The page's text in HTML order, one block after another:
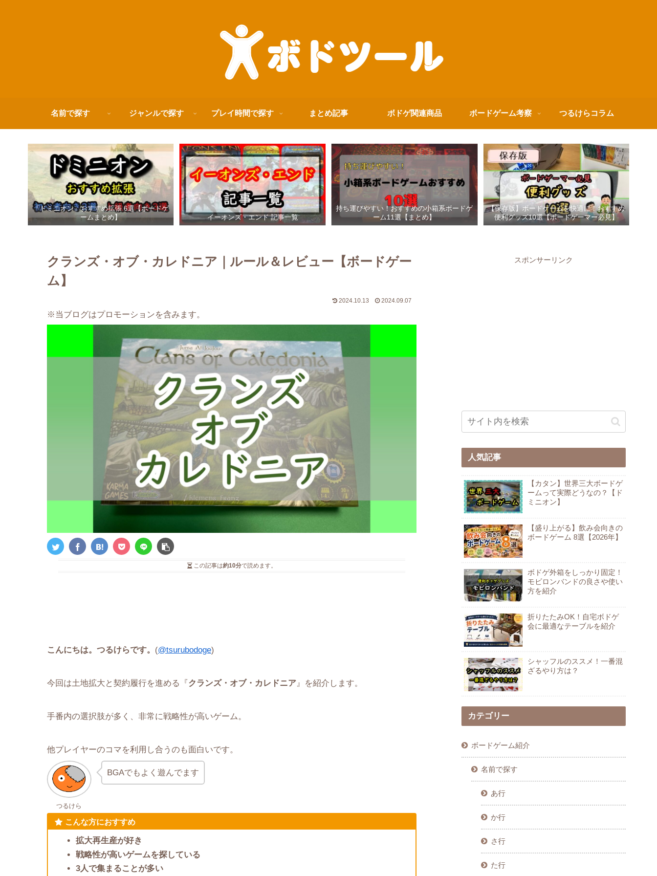
名前で探す ジャンルで探す プレイ時間で探す まとめ記事 ボドゲ関連商品 ボードゲーム考察 つるけらコラム
『ドミニオン』おすすめ拡張 6選【ボードゲ
ームまとめ】
イーオンズ・エンド 記事一覧
持ち運びやすい！おすすめの小箱系ボードゲ
ーム11選【まとめ】
【保存版】ボードゲームを快適に！おすすめ
便利グッズ10選【ボードゲーマー必見】
クランズ・オブ・カレドニア｜ルール＆レビュー【ボードゲー
ム】
2024.10.13 2024.09.07
※当ブログはプロモーションを含みます。
この記事は約10分で読めます。
こんにちは。つるけらです。 (@tsurubodoge)
今回は土地拡大と契約履行を進める『クランズ・オブ・カレドニア』を紹介します。
手番内の選択肢が多く、非常に戦略性が高いゲーム。
他プレイヤーのコマを利用し合うのも面白いです。
つるけら
BGAでもよく遊んでます
こんな方におすすめ
拡大再生産が好き
戦略性が高いゲームを探している
3人で集まることが多い
スポンサーリンク
人気記事
【カタン】世界三大ボードゲ
ームって実際どうなの？【ド
ミニオン】
【盛り上がる】飲み会向きの
ボードゲーム 8選【2026年】
ボドゲ外箱をしっかり固定！
モビロンバンドの良さや使い
方を紹介
折りたたみOK！自宅ボドゲ
会に最適なテーブルを紹介
シャッフルのススメ！一番混
ざるやり方は？
カテゴリー
ボードゲーム紹介
名前で探す
あ行
か行
さ行
た行